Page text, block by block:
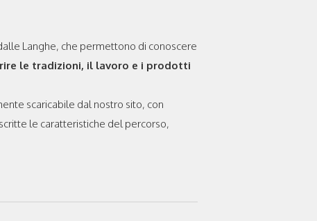
Langhe, che permettono di conoscere
le tradizioni, il lavoro e i prodotti
scaricabile dal nostro sito, con
le caratteristiche del percorso,